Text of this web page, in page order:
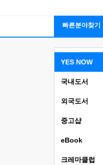
빠른분야찾기
YES NOW
국내도서
외국도서
중고샵
eBook
크레마클럽